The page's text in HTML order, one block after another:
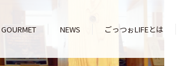
GOURMET NEWS ごっつぉLIFEとは